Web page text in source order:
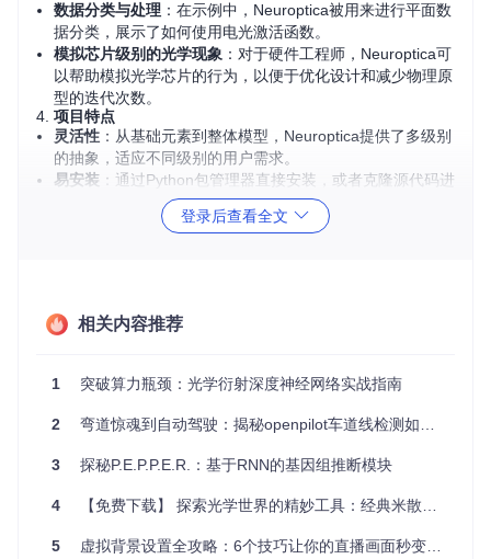
数据分类与处理 ：在示例中，Neuroptica被用来进行平面数
据分类，展示了如何使用电光激活函数。
模拟芯片级别的光学现象 ：对于硬件工程师，Neuroptica可
以帮助模拟光学芯片的行为，以便于优化设计和减少物理原
型的迭代次数。
4. 项目特点
灵活性 ：从基础元素到整体模型，Neuroptica提供了多级别
的抽象，适应不同级别的用户需求。
易安装 ：通过Python包管理器直接安装，或者克隆源代码进
：详细的文档指导帮助快速上手，并有示例笔记本
ub上报告问题或请求新功能。
借助Neuroptica，你可以更深入地探索纳米光子学的边界，搭
在就尝试一下这个强大的开源项目，开启你的光子计算之旅
登录后查看全文
相关内容推荐
1 突破算力瓶颈：光学衍射深度神经网络实战指南
2 弯道惊魂到自动驾驶：揭秘openpilot车道线检测如何让250种车型实现厘米级定位
3 探秘P.E.P.P.E.R.：基于RNN的基因组推断模块
4 【免费下载】 探索光学世界的精妙工具：经典米散射MATLAB实现
5 虚拟背景设置全攻略：6个技巧让你的直播画面秒变专业水准